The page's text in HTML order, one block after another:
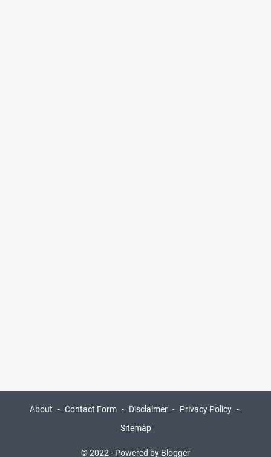
About Contact Form Disclaimer
Privacy Policy
Sitemap
© 2022 - Powered by Blogger